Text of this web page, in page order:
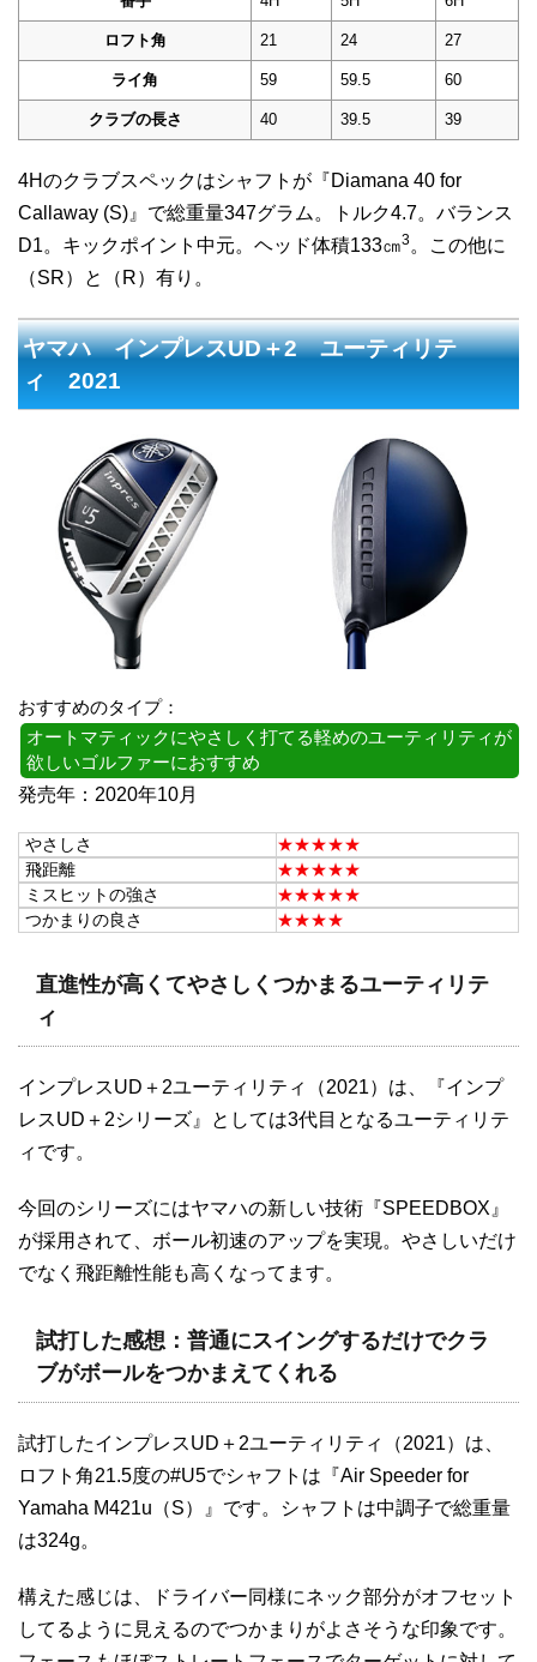
ロフト角 21 24 27
ライ角 59 59.5 60
クラブの長さ 40 39.5 39
4Hのクラブスペックはシャフトが『Diamana 40 for
Callaway (S)』で総重量347グラム。トルク4.7。バランス
D1。キックポイント中元。ヘッド体積133㎝3。この他に
（SR）と（R）有り。
ヤマハ インプレスUD＋2 ユーティリテ
ィ 2021
おすすめのタイプ：
オートマティックにやさしく打てる軽めのユーティリティが
欲しいゴルファーにおすすめ
発売年：2020年10月
やさしさ
★★★★★
飛距離
★★★★★
ミスヒットの強さ
★★★★★
つかまりの良さ
★★★★
直進性が高くてやさしくつかまるユーティリテ
ィ
インプレスUD＋2ユーティリティ（2021）は、『インプ
レスUD＋2シリーズ』としては3代目となるユーティリテ
ィです。
今回のシリーズにはヤマハの新しい技術『SPEEDBOX』
が採用されて、ボール初速のアップを実現。やさしいだけ
でなく飛距離性能も高くなってます。
試打した感想：普通にスイングするだけでクラ
ブがボールをつかまえてくれる
試打したインプレスUD＋2ユーティリティ（2021）は、
ロフト角21.5度の#U5でシャフトは『Air Speeder for
Yamaha M421u（S）』です。シャフトは中調子で総重量
は324g。
構えた感じは、ドライバー同様にネック部分がオフセット
してるように見えるのでつかまりがよさそうな印象です。